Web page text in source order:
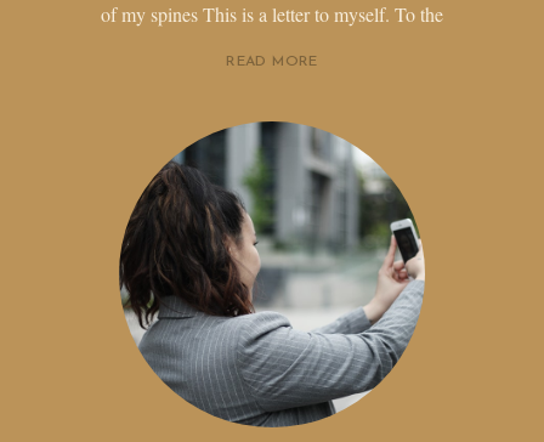
of my spines This is a letter to myself. To the
READ MORE